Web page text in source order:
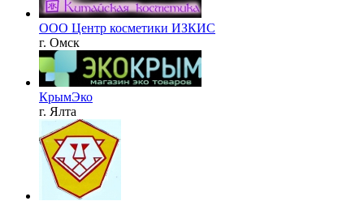
ООО Центр косметики ИЗКИС
г. Омск
КрымЭко
г. Ялта